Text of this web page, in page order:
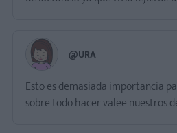
@URA
Esto es demasiada importancia
sobre todo hacer valee nuestros